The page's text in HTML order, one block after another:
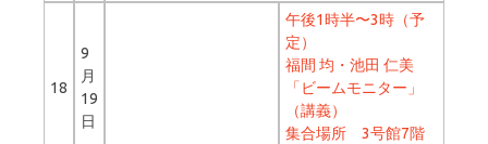
18
9
月
19
日
午後1時半〜3時（予
定）
福間 均・池田 仁美
「ビームモニター」
（講義）
集合場所 3号館7階